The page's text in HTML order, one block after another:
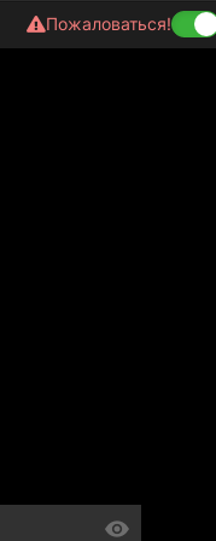
Пожаловаться!